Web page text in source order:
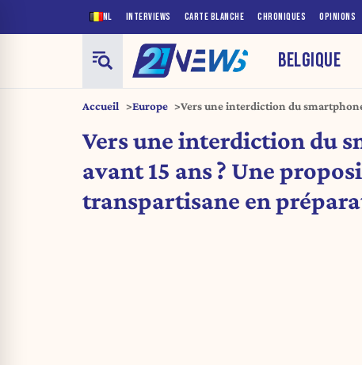
NL INTERVIEWS CARTE BLANCHE CHRONIQUES OPINIONS
BELGIQUE
Accueil Europe
Vers une interdiction du
Vers une interdiction du
avant 15 ans ? Une
transpartisane en